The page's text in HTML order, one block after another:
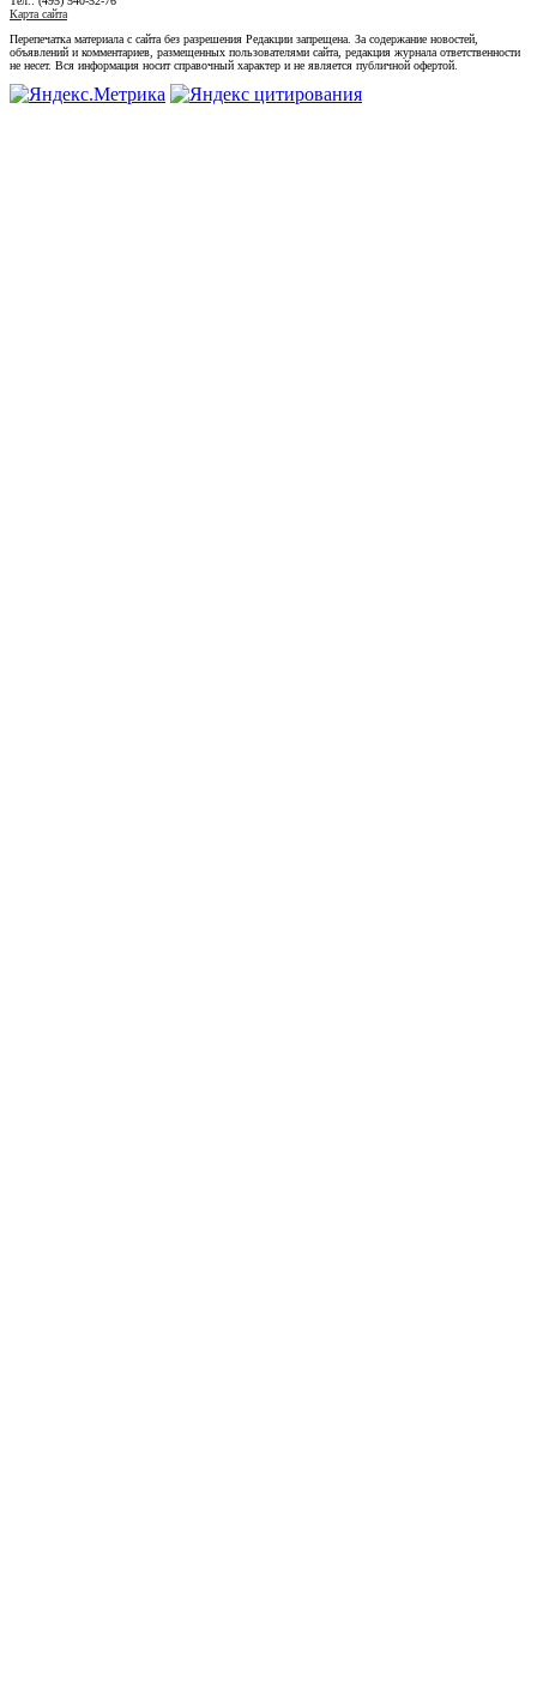
Карта сайта
Перепечатка материала с сайта без разрешения Редакции запрещена. За содержание новостей,
объявлений и комментариев, размещенных пользователями сайта, редакция журнала ответственности
не несет. Вся информация носит справочный характер и не является публичной офертой.